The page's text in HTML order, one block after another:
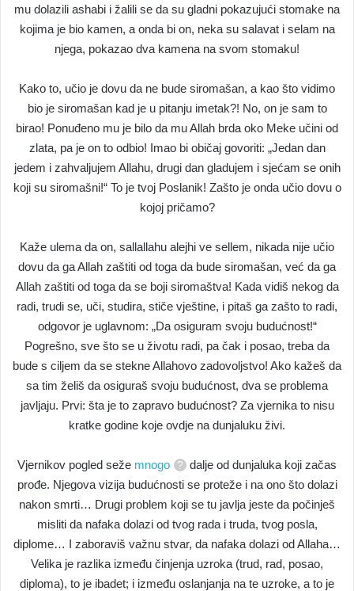
mu dolazili ashabi i žalili se da su gladni pokazujući stomake na
kojima je bio kamen, a onda bi on, neka su salavat i selam na
njega, pokazao dva kamena na svom stomaku!
Kako to, učio je dovu da ne bude siromašan, a kao što vidimo
bio je siromašan kad je u pitanju imetak?! No, on je sam to
birao! Ponuđeno mu je bilo da mu Allah brda oko Meke učini od
zlata, pa je on to odbio! Imao bi običaj govoriti: „Jedan dan
jedem i zahvaljujem Allahu, drugi dan gladujem i sjećam se onih
koji su siromašni!“ To je tvoj Poslanik! Zašto je onda učio dovu o
kojoj pričamo?
Kaže ulema da on, sallallahu alejhi ve sellem, nikada nije učio
dovu da ga Allah zaštiti od toga da bude siromašan, već da ga
Allah zaštiti od toga da se boji siromaštva! Kada vidiš nekog da
radi, trudi se, uči, studira, stiče vještine, i pitaš ga zašto to radi,
odgovor je uglavnom: „Da osiguram svoju budućnost!“
Pogrešno, sve što se u životu radi, pa čak i posao, treba da
bude s ciljem da se stekne Allahovo zadovoljstvo! Ako kažeš da
sa tim želiš da osiguraš svoju budućnost, dva se problema
javljaju. Prvi: šta je to zapravo budućnost? Za vjernika to nisu
kratke godine koje ovdje na dunjaluku živi.
Vjernikov pogled seže mnogo
dalje od dunjaluka koji začas
prođe. Njegova vizija budućnosti se proteže i na ono što dolazi
nakon smrti… Drugi problem koji se tu javlja jeste da počinješ
misliti da nafaka dolazi od tvog rada i truda, tvog posla,
diplome… I zaboraviš važnu stvar, da nafaka dolazi od Allaha…
Velika je razlika između činjenja uzroka (trud, rad, posao,
diploma), to je ibadet; i između oslanjanja na te uzroke, a to je